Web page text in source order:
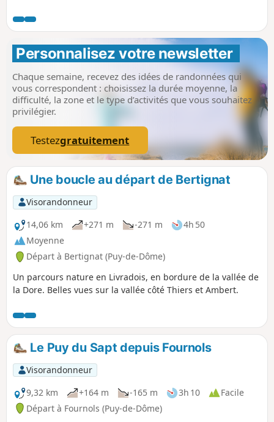
Personnalisez votre newsletter
Chaque semaine, recevez des idées de randonnées qui
vous correspondent : choisissez la durée moyenne, la
difficulté, la zone et le type d’activités que vous souhaitez
privilégier.
Testezgratuitement
Une boucle au départ de Bertignat
Visorandonneur
14,06 km
+271 m -271 m
4h 50
Moyenne
Départ à Bertignat (Puy-de-Dôme)
Un parcours nature en Livradois, en bordure de la vallée de
la Dore. Belles vues sur la vallée côté Thiers et Ambert.
Le Puy du Sapt depuis Fournols
Visorandonneur
9,32 km
+164 m -165 m 3h 10
Facile
Départ à Fournols (Puy-de-Dôme)